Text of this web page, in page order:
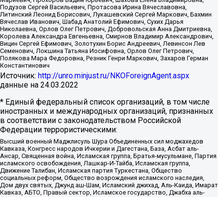
Подузов Сергей Васильевич, Протасова Ирина Вячеславовна,
Литинский Леонид Борисович, Лукашевский Сергей Маркович, Бахмин
Вячеслав Иванович, Шабад Анатолий Ефимович, Сухих Дарья
Николаевна, Орлов Олег Петрович, Добровольская Анна Дмитриевна,
Королева Александра Евгеньевна, Смирнов Владимир Александрович,
Вицин Сергей Ефимович, Золотухин Борис Андреевич, Левинсон Лев
Семенович, Локшина Татьяна Иосифовна, Орлов Олег Петрович,
Полякова Мара Федоровна, Резник Генри Маркович, Захаров Герман
Константинович
Источник: http://unro.minjust.ru/NKOForeignAgent.aspx
данные на 24.03.2022
* Единый федеральный список организаций, в том числе
иностранных и международных организаций, признанных
в соответствии с законодательством Российской
Федерации террористическими:
Высший военный Маджлисуль Шура Объединенных сил моджахедов
Кавказа, Конгресс народов Ичкерии и Дагестана, База, Асбат аль-
Ансар, Священная война, Исламская группа, Братья-мусульмане, Партия
исламского освобождения, Лашкар-И-Тайба, Исламская группа,
Движение Талибан, Исламская партия Туркестана, Общество
социальных реформ, Общество возрождения исламского наследия,
Дом двух святых, Джунд аш-Шам, Исламский джихад, Аль-Каида, Имарат
Кавказ, АБТО, Правый сектор, Исламское государство, Джабха аль-